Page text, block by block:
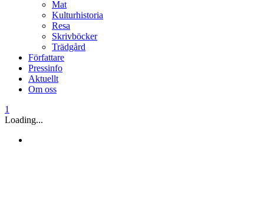
Mat
Kulturhistoria
Resa
Skrivböcker
Trädgård
Författare
Pressinfo
Aktuellt
Om oss
1
Loading...